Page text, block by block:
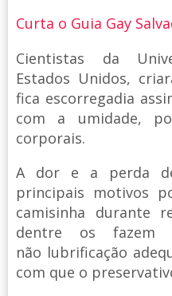
Curta o Guia Gay
Cientistas da
Estados Unidos,
fica escorregadia
com a umidade,
corporais.
A dor e a perda
principais motivos
camisinha durante
dentre os fazem
não lubrificação
com que o